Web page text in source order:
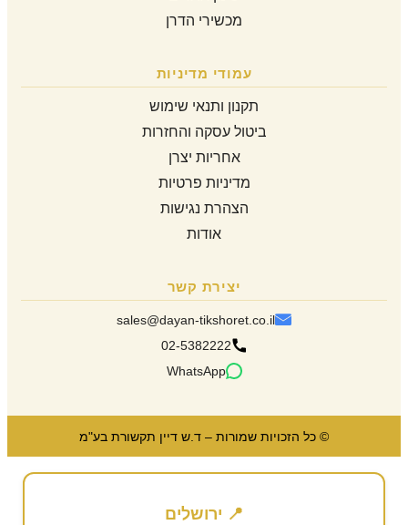
מכשירי הדרן
עמודי מדיניות
תקנון ותנאי שימוש
ביטול עסקה והחזרות
אחריות יצרן
מדיניות פרטיות
הצהרת נגישות
אודות
יצירת קשר
sales@dayan-tikshoret.co.il
02-5382222
WhatsApp
© כל הזכויות שמורות – ד.ש דיין תקשורת בע"מ
📍 ירושלים